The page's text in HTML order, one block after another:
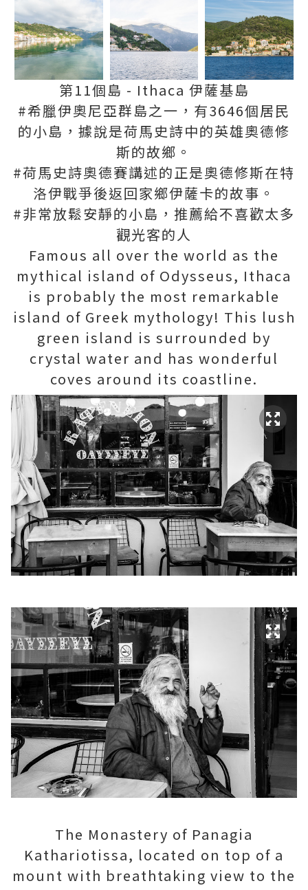
第11個島 - Ithaca 伊薩基島
#希臘伊奧尼亞群島之一，有3646個居民
的小島，據說是荷馬史詩中的英雄奧德修
斯的故鄉。
#荷馬史詩奧德賽講述的正是奧德修斯在特
洛伊戰爭後返回家鄉伊薩卡的故事。
#非常放鬆安靜的小島，推薦給不喜歡太多
觀光客的人
Famous all over the world as the
mythical island of Odysseus, Ithaca
is probably the most remarkable
island of Greek mythology! This lush
green island is surrounded by
crystal water and has wonderful
coves around its coastline.
The Monastery of Panagia
Kathariotissa, located on top of a
mount with breathtaking view to the